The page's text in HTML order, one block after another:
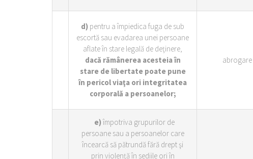
d) pentru a împiedica fuga de sub
escortă sau evadarea unei persoane
aflate în stare legală de deţinere,
dacă rămânerea acesteia în
stare de libertate poate pune
în pericol viaţa ori integritatea
corporală a persoanelor;
abrogare
e) împotriva grupurilor de
persoane sau a persoanelor care
încearcă să pătrundă fără drept şi
prin violenţă în sediile ori în